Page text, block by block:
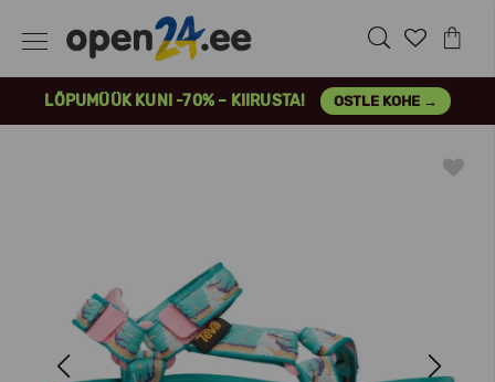
LÕPUMÜÜK KUNI -70% – KIIRUSTA! OSTLE KOHE →
Previous Next